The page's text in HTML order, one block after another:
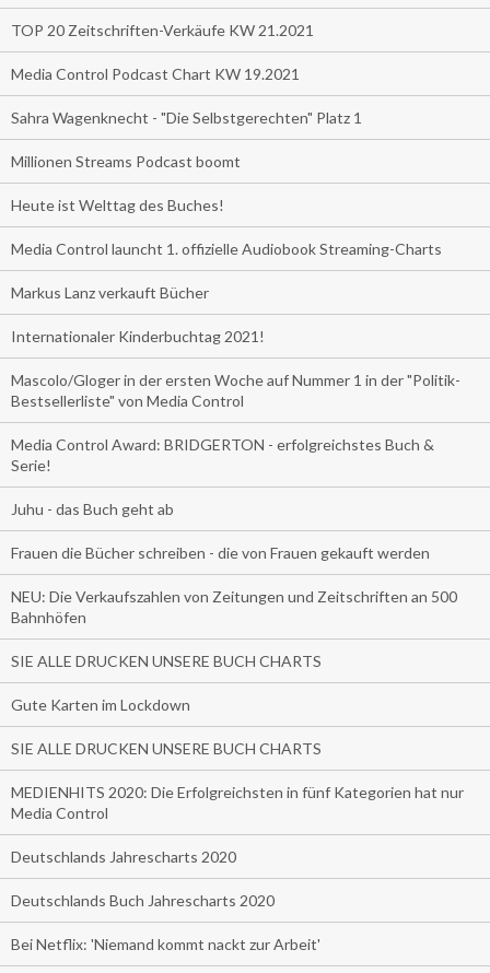
TOP 20 Zeitschriften-Verkäufe KW 21.2021
Media Control Podcast Chart KW 19.2021
Sahra Wagenknecht - "Die Selbstgerechten" Platz 1
Millionen Streams Podcast boomt
Heute ist Welttag des Buches!
Media Control launcht 1. offizielle Audiobook Streaming-Charts
Markus Lanz verkauft Bücher
Internationaler Kinderbuchtag 2021!
Mascolo/Gloger in der ersten Woche auf Nummer 1 in der "Politik-
Bestsellerliste" von Media Control
Media Control Award: BRIDGERTON - erfolgreichstes Buch &
Serie!
Juhu - das Buch geht ab
Frauen die Bücher schreiben - die von Frauen gekauft werden
NEU: Die Verkaufszahlen von Zeitungen und Zeitschriften an 500
Bahnhöfen
SIE ALLE DRUCKEN UNSERE BUCH CHARTS
Gute Karten im Lockdown
SIE ALLE DRUCKEN UNSERE BUCH CHARTS
MEDIENHITS 2020: Die Erfolgreichsten in fünf Kategorien hat nur
Media Control
Deutschlands Jahrescharts 2020
Deutschlands Buch Jahrescharts 2020
Bei Netflix: 'Niemand kommt nackt zur Arbeit'